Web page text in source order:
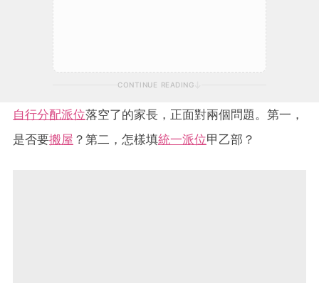
CONTINUE READING
自行分配派位落空了的家長，正面對兩個問題。第一，
是否要搬屋 ？第二，怎樣填統一派位甲乙部？